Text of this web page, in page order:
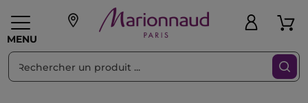
MENU
Trier par Filtres